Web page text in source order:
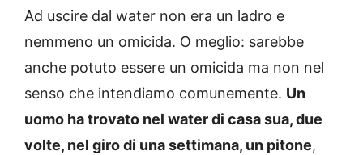
Ad uscire dal water non era un ladro e
nemmeno un omicida. O meglio: sarebbe
anche potuto essere un omicida ma non nel
senso che intendiamo comunemente. Un
uomo ha trovato nel water di casa sua, due
volte, nel giro di una settimana, un pitone,